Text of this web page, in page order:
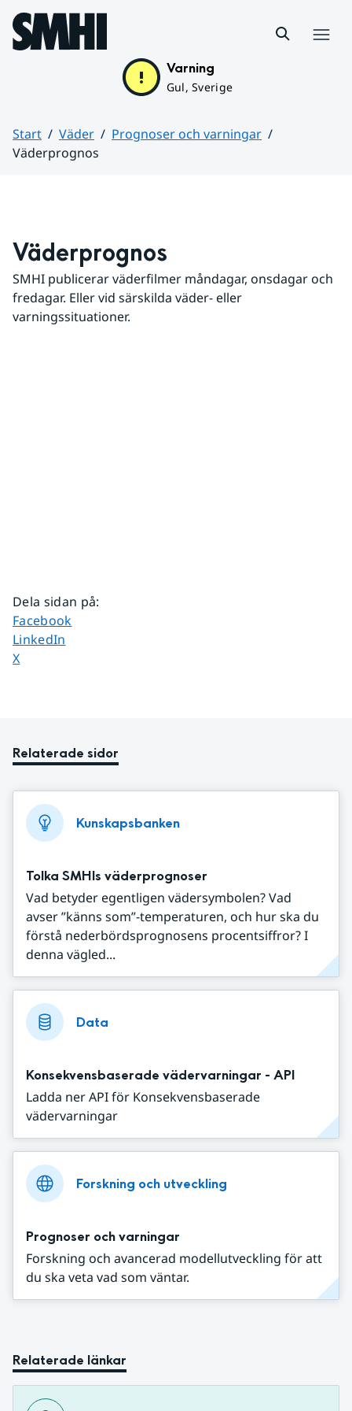
Hoppa till sidans innehåll
Varning
Gul, Sverige
Start Väder
Prognoser och varningar
Väderprognos
Väderprognos
SMHI publicerar väderfilmer måndagar, onsdagar och
fredagar. Eller vid särskilda väder- eller
varningssituationer.
Dela sidan på:
Dela sidan på
Facebook
Dela sidan på
LinkedIn
Dela sidan på
X
Relaterade sidor
Kunskapsbanken
Tolka SMHIs väderprognoser
Vad betyder egentligen vädersymbolen? Vad
avser ”känns som”-temperaturen, och hur ska du
förstå nederbördsprognosens procentsiffror? I
denna vägled...
Data
Konsekvensbaserade vädervarningar - API
Ladda ner API för Konsekvensbaserade
vädervarningar
Forskning och utveckling
Prognoser och varningar
Forskning och avancerad modellutveckling för att
du ska veta vad som väntar.
Relaterade länkar